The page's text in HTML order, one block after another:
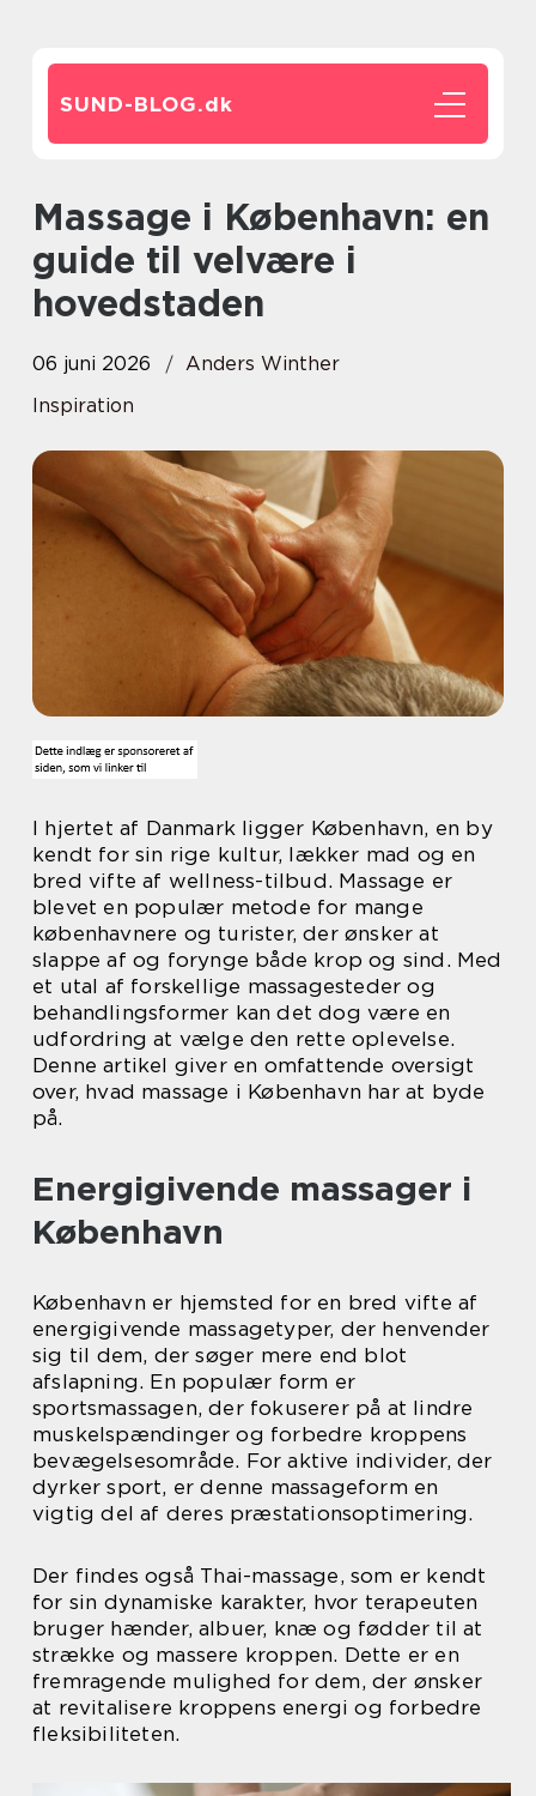
SUND-BLOG.dk
Massage i København: en
guide til velvære i
hovedstaden
06 juni 2026
Anders Winther
Inspiration
I hjertet af Danmark ligger København, en by
kendt for sin rige kultur, lækker mad og en
bred vifte af wellness-tilbud. Massage er
blevet en populær metode for mange
københavnere og turister, der ønsker at
slappe af og forynge både krop og sind. Med
et utal af forskellige massagesteder og
behandlingsformer kan det dog være en
udfordring at vælge den rette oplevelse.
Denne artikel giver en omfattende oversigt
over, hvad massage i København har at byde
på.
Energigivende massager i
København
København er hjemsted for en bred vifte af
energigivende massagetyper, der henvender
sig til dem, der søger mere end blot
afslapning. En populær form er
sportsmassagen, der fokuserer på at lindre
muskelspændinger og forbedre kroppens
bevægelsesområde. For aktive individer, der
dyrker sport, er denne massageform en
vigtig del af deres præstationsoptimering.
Der findes også Thai-massage, som er kendt
for sin dynamiske karakter, hvor terapeuten
bruger hænder, albuer, knæ og fødder til at
strække og massere kroppen. Dette er en
fremragende mulighed for dem, der ønsker
at revitalisere kroppens energi og forbedre
fleksibiliteten.